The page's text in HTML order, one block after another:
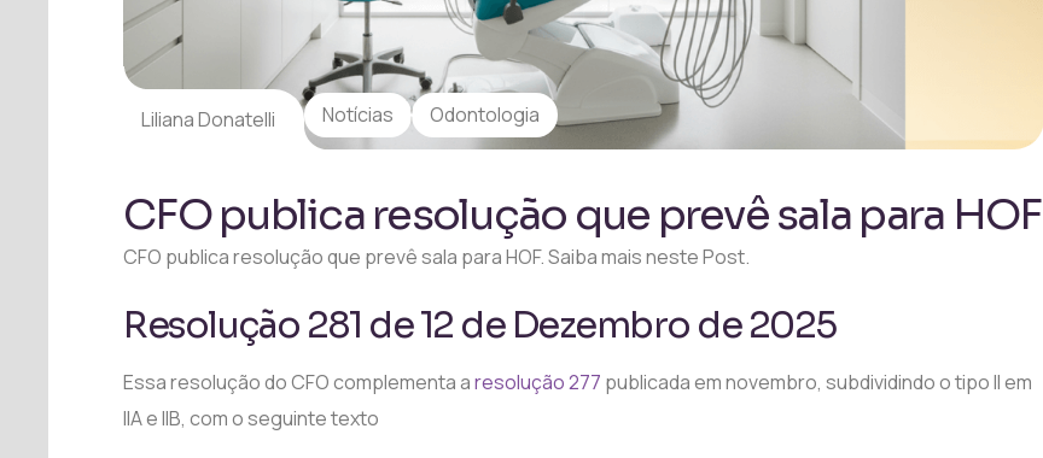
Liliana Donatelli Notícias Odontologia
CFO publica resolução que prevê sala para HOF
CFO publica resolução que prevê sala para HOF. Saiba mais neste Post.
Resolução 281 de 12 de Dezembro de 2025
Essa resolução do CFO complementa aresolução 277 publicada em novembro, subdividindo o tipo II em
IIA e IIB, com o seguinte texto